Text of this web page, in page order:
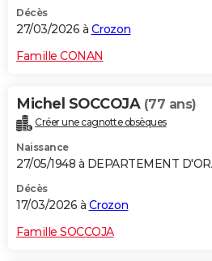
Décès
27/03/2026 à Crozon
Famille CONAN
Michel SOCCOJA (77 ans)
Créer une cagnotte obsèques
Naissance
27/05/1948 à DEPARTEMENT
Décès
17/03/2026 à Crozon
Famille SOCCOJA